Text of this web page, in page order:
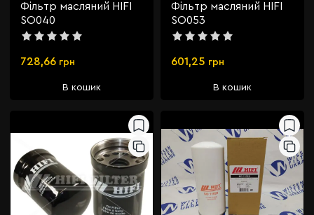
Фільтр масляний HIFI
SO040
728,66 грн
В кошик
Фільтр масляний HIFI
SO053
601,25 грн
В кошик